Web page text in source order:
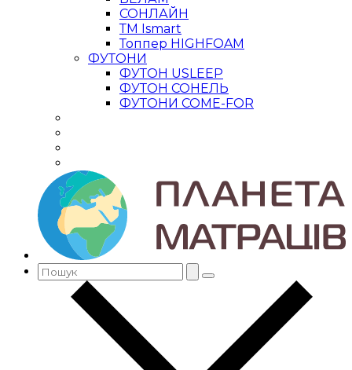
СОНЛАЙН
ТМ Ismart
Топпер HIGHFOAM
ФУТОНИ
ФУТОН USLEEP
ФУТОН СОНЕЛЬ
ФУТОНИ COME-FOR